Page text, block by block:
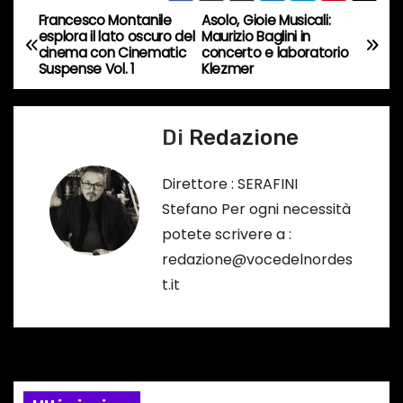
s
o
…
N
a
v
o
Asolo, Gioie Musicali:
Maurizio Baglini in
concerto e laboratorio
Klezmer
Francesco Montanile
esplora il lato oscuro del
cinema con Cinematic
Suspense Vol. 1
Di Redazione
Direttore : SERAFINI
Stefano Per ogni necessità
potete scrivere a :
redazione@vocedelnordes
t.it